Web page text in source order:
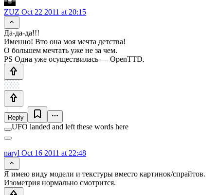
ZUZ Oct 22 2011 at 20:15
Да-да-да!!!
Именно! Вто она моя мечта детства!
О большем мечтать уже не за чем.
PS Одна уже осуществилась — OpenTTD.
Reply
UFO landed and left these words here
naryl Oct 16 2011 at 22:48
Я имею виду модели и текстуры вместо картинок/спрайтов.
Изометрия нормально смотрится.